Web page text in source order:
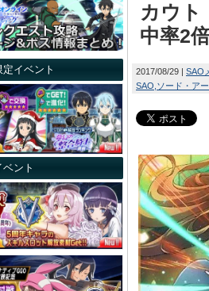
イベント
ベント
カウ
中率2倍
2017/08/29 SAO
SAO ソード・ア